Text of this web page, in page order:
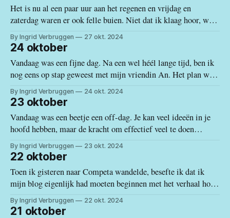
Het is nu al een paar uur aan het regenen en vrijdag en
zaterdag waren er ook felle buien. Niet dat ik klaag hoor, want
gisterenmorgen kon ik nog de was buiten drogen en vrijdag
kon ik ook mijn badkamerraampje afschuren en kleuren. Kijk
By Ingrid Verbruggen 27 okt. 2024
24 oktober
Vandaag was een fijne dag. Na een wel héél lange tijd, ben ik
nog eens op stap geweest met mijn vriendin An. Het plan was
om naar Nerja te rijden, daar te lunchen en op terugweg onze
boodschappen te doen. Maar zoals heel dikwijls wijzigen de
By Ingrid Verbruggen 24 okt. 2024
23 oktober
Vandaag was een beetje een off-dag. Je kan veel ideeën in je
hoofd hebben, maar de kracht om effectief veel te doen
ontbreekt. Door mijn burnout heb ik geleerd naar mijn
lichaam te luisteren. Het is okay om een mindere dag te
By Ingrid Verbruggen 23 okt. 2024
22 oktober
Toen ik gisteren naar Competa wandelde, besefte ik dat ik
mijn blog eigenlijk had moeten beginnen met het verhaal hoe
ik hier terecht ben gekomen. Waarom in Spanje, waarom deze
streek en waarom hier in Canillas? Zoals altijd in het leven, is
By Ingrid Verbruggen 22 okt. 2024
21 oktober